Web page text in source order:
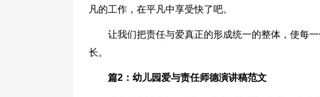
凡的工作，在平凡中享受快了吧。
让我们把责任与爱真正的形成统一的整体，使每
长。
篇2：幼儿园爱与责任师德演讲稿范文